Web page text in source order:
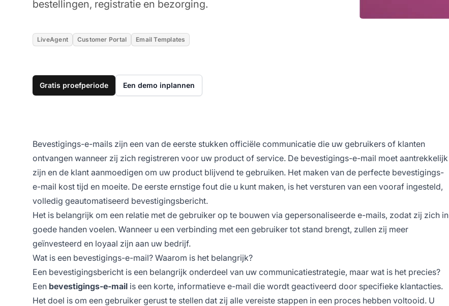
bestellingen, registratie en bezorging.
LiveAgent Customer Portal Email Templates
Gratis proefperiode Een demo inplannen
Bevestigings-e-mails zijn een van de eerste stukken officiële communicatie die uw gebruikers of klanten
ontvangen wanneer zij zich registreren voor uw product of service. De bevestigings-e-mail moet aantrekkelijk
zijn en de klant aanmoedigen om uw product blijvend te gebruiken. Het maken van de perfecte bevestigings-
e-mail kost tijd en moeite. De eerste ernstige fout die u kunt maken, is het versturen van een vooraf ingesteld,
volledig geautomatiseerd bevestigingsbericht.
Het is belangrijk om een relatie met de gebruiker op te bouwen via gepersonaliseerde e-mails, zodat zij zich in
goede handen voelen. Wanneer u een verbinding met een gebruiker tot stand brengt, zullen zij meer
geïnvesteerd en loyaal zijn aan uw bedrijf.
Wat is een bevestigings-e-mail? Waarom is het belangrijk?
Een bevestigingsbericht is een belangrijk onderdeel van uw communicatiestrategie, maar wat is het precies?
Een bevestigings-e-mail is een korte, informatieve e-mail die wordt geactiveerd door specifieke klantacties.
Het doel is om een gebruiker gerust te stellen dat zij alle vereiste stappen in een proces hebben voltooid. U